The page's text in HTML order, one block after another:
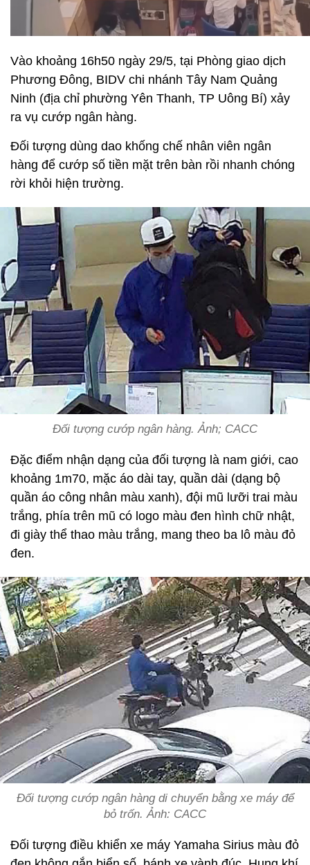
Vào khoảng 16h50 ngày 29/5, tại Phòng giao dịch
Phương Đông, BIDV chi nhánh Tây Nam Quảng
Ninh (địa chỉ phường Yên Thanh, TP Uông Bí) xảy
ra vụ cướp ngân hàng.
Đối tượng dùng dao khống chế nhân viên ngân
hàng để cướp số tiền mặt trên bàn rồi nhanh chóng
rời khỏi hiện trường.
Đối tượng cướp ngân hàng. Ảnh; CACC
Đặc điểm nhận dạng của đối tượng là nam giới, cao
khoảng 1m70, mặc áo dài tay, quần dài (dạng bộ
quần áo công nhân màu xanh), đội mũ lưỡi trai màu
trắng, phía trên mũ có logo màu đen hình chữ nhật,
đi giày thể thao màu trắng, mang theo ba lô màu đỏ
đen.
Đối tượng cướp ngân hàng di chuyển bằng xe máy để
bỏ trốn. Ảnh: CACC
Đối tượng điều khiển xe máy Yamaha Sirius màu đỏ